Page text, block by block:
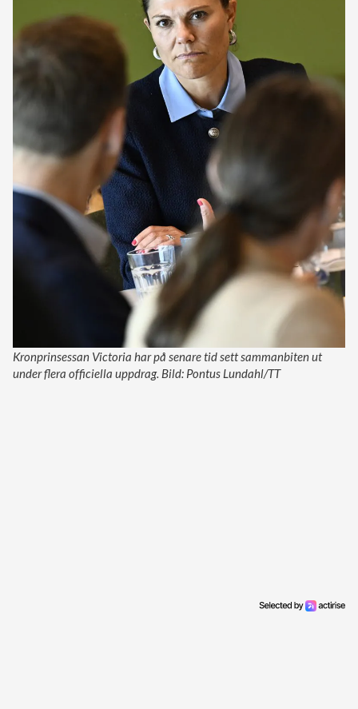
Kronprinsessan Victoria har på senare tid sett sammanbiten ut
under flera officiella uppdrag. Bild: Pontus Lundahl/TT